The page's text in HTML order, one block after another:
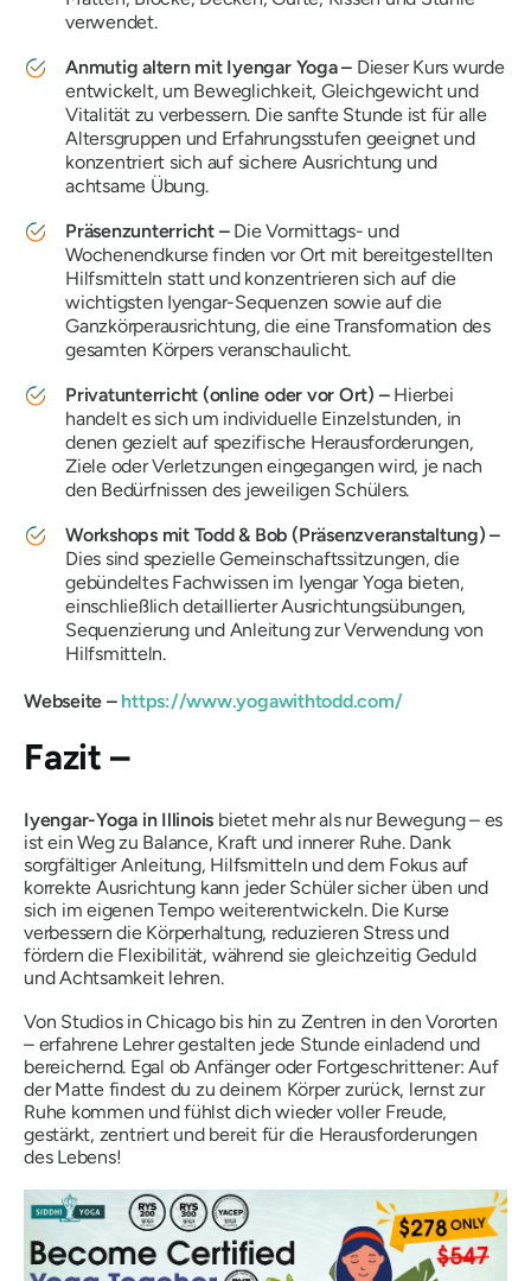
verwendet.
Anmutig altern mit Iyengar Yoga – Dieser Kurs wurde
entwickelt, um Beweglichkeit, Gleichgewicht und
Vitalität zu verbessern. Die sanfte Stunde ist für alle
Altersgruppen und Erfahrungsstufen geeignet und
konzentriert sich auf sichere Ausrichtung und
achtsame Übung.
Präsenzunterricht – Die Vormittags- und
Wochenendkurse finden vor Ort mit bereitgestellten
Hilfsmitteln statt und konzentrieren sich auf die
wichtigsten Iyengar-Sequenzen sowie auf die
Ganzkörperausrichtung, die eine Transformation des
gesamten Körpers veranschaulicht.
Privatunterricht (online oder vor Ort) – Hierbei
handelt es sich um individuelle Einzelstunden, in
denen gezielt auf spezifische Herausforderungen,
Ziele oder Verletzungen eingegangen wird, je nach
den Bedürfnissen des jeweiligen Schülers.
Workshops mit Todd & Bob (Präsenzveranstaltung) –
Dies sind spezielle Gemeinschaftssitzungen, die
gebündeltes Fachwissen im Iyengar Yoga bieten,
einschließlich detaillierter Ausrichtungsübungen,
Sequenzierung und Anleitung zur Verwendung von
Hilfsmitteln.
Webseite –https://www.yogawithtodd.com/
Fazit –
Iyengar-Yoga in Illinois bietet mehr als nur Bewegung – es
ist ein Weg zu Balance, Kraft und innerer Ruhe. Dank
sorgfältiger Anleitung, Hilfsmitteln und dem Fokus auf
korrekte Ausrichtung kann jeder Schüler sicher üben und
sich im eigenen Tempo weiterentwickeln. Die Kurse
verbessern die Körperhaltung, reduzieren Stress und
fördern die Flexibilität, während sie gleichzeitig Geduld
und Achtsamkeit lehren.
Von Studios in Chicago bis hin zu Zentren in den Vororten
– erfahrene Lehrer gestalten jede Stunde einladend und
bereichernd. Egal ob Anfänger oder Fortgeschrittener: Auf
der Matte findest du zu deinem Körper zurück, lernst zur
Ruhe kommen und fühlst dich wieder voller Freude,
gestärkt, zentriert und bereit für die Herausforderungen
des Lebens!